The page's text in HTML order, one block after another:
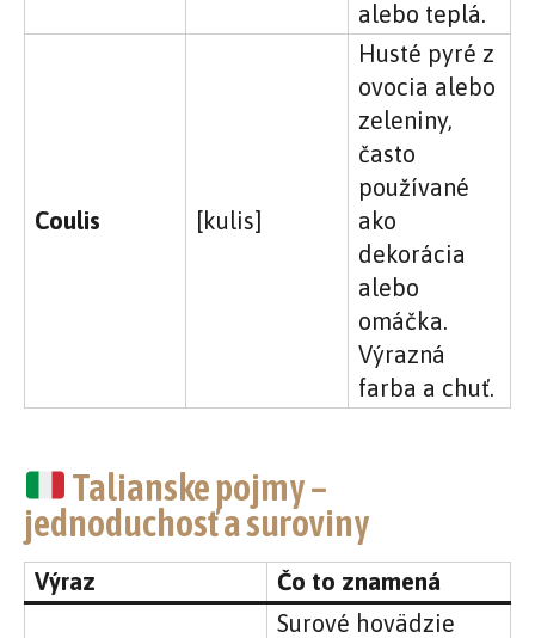
alebo teplá.
Coulis [kulis]
Husté pyré z
ovocia alebo
zeleniny,
často
používané
ako
dekorácia
alebo
omáčka.
Výrazná
farba a chuť.
Talianske pojmy –
jednoduchosť a suroviny
Výraz Čo to znamená
Surové hovädzie